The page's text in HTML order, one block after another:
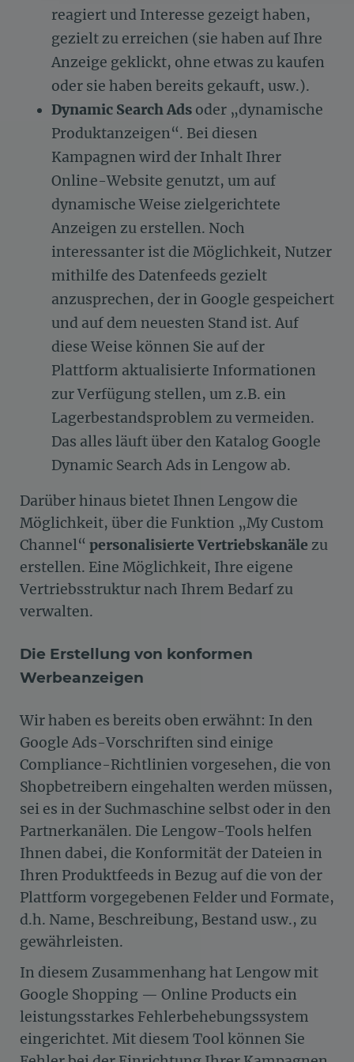
Unsere Plattform ermöglicht es Ihnen, Ihre
reagiert und Interesse gezeigt haben,
gezielt zu erreichen (sie haben auf Ihre
Anzeige geklickt, ohne etwas zu kaufen
oder sie haben bereits gekauft, usw.).
Dynamic Search Ads oder „dynamische
Produktanzeigen“. Bei diesen
Kampagnen wird der Inhalt Ihrer
Online-Website genutzt, um auf
dynamische Weise zielgerichtete
Anzeigen zu erstellen. Noch
interessanter ist die Möglichkeit, Nutzer
mithilfe des Datenfeeds gezielt
anzusprechen, der in Google gespeichert
und auf dem neuesten Stand ist. Auf
diese Weise können Sie auf der
Plattform aktualisierte Informationen
zur Verfügung stellen, um z.B. ein
Lagerbestandsproblem zu vermeiden.
Das alles läuft über den Katalog Google
Dynamic Search Ads in Lengow ab.
Darüber hinaus bietet Ihnen Lengow die
Möglichkeit, über die Funktion „My Custom
Channel“ personalisierte Vertriebskanäle zu
erstellen. Eine Möglichkeit, Ihre eigene
Vertriebsstruktur nach Ihrem Bedarf zu
verwalten.
Die Erstellung von konformen
Werbeanzeigen
Wir haben es bereits oben erwähnt: In den
Google Ads-Vorschriften sind einige
Compliance-Richtlinien vorgesehen, die von
Shopbetreibern eingehalten werden müssen,
sei es in der Suchmaschine selbst oder in den
Partnerkanälen. Die Lengow-Tools helfen
Ihnen dabei, die Konformität der Dateien in
Ihren Produktfeeds in Bezug auf die von der
Plattform vorgegebenen Felder und Formate,
d.h. Name, Beschreibung, Bestand usw., zu
gewährleisten.
In diesem Zusammenhang hat Lengow mit
Google Shopping — Online Products ein
leistungsstarkes Fehlerbehebungssystem
eingerichtet. Mit diesem Tool können Sie